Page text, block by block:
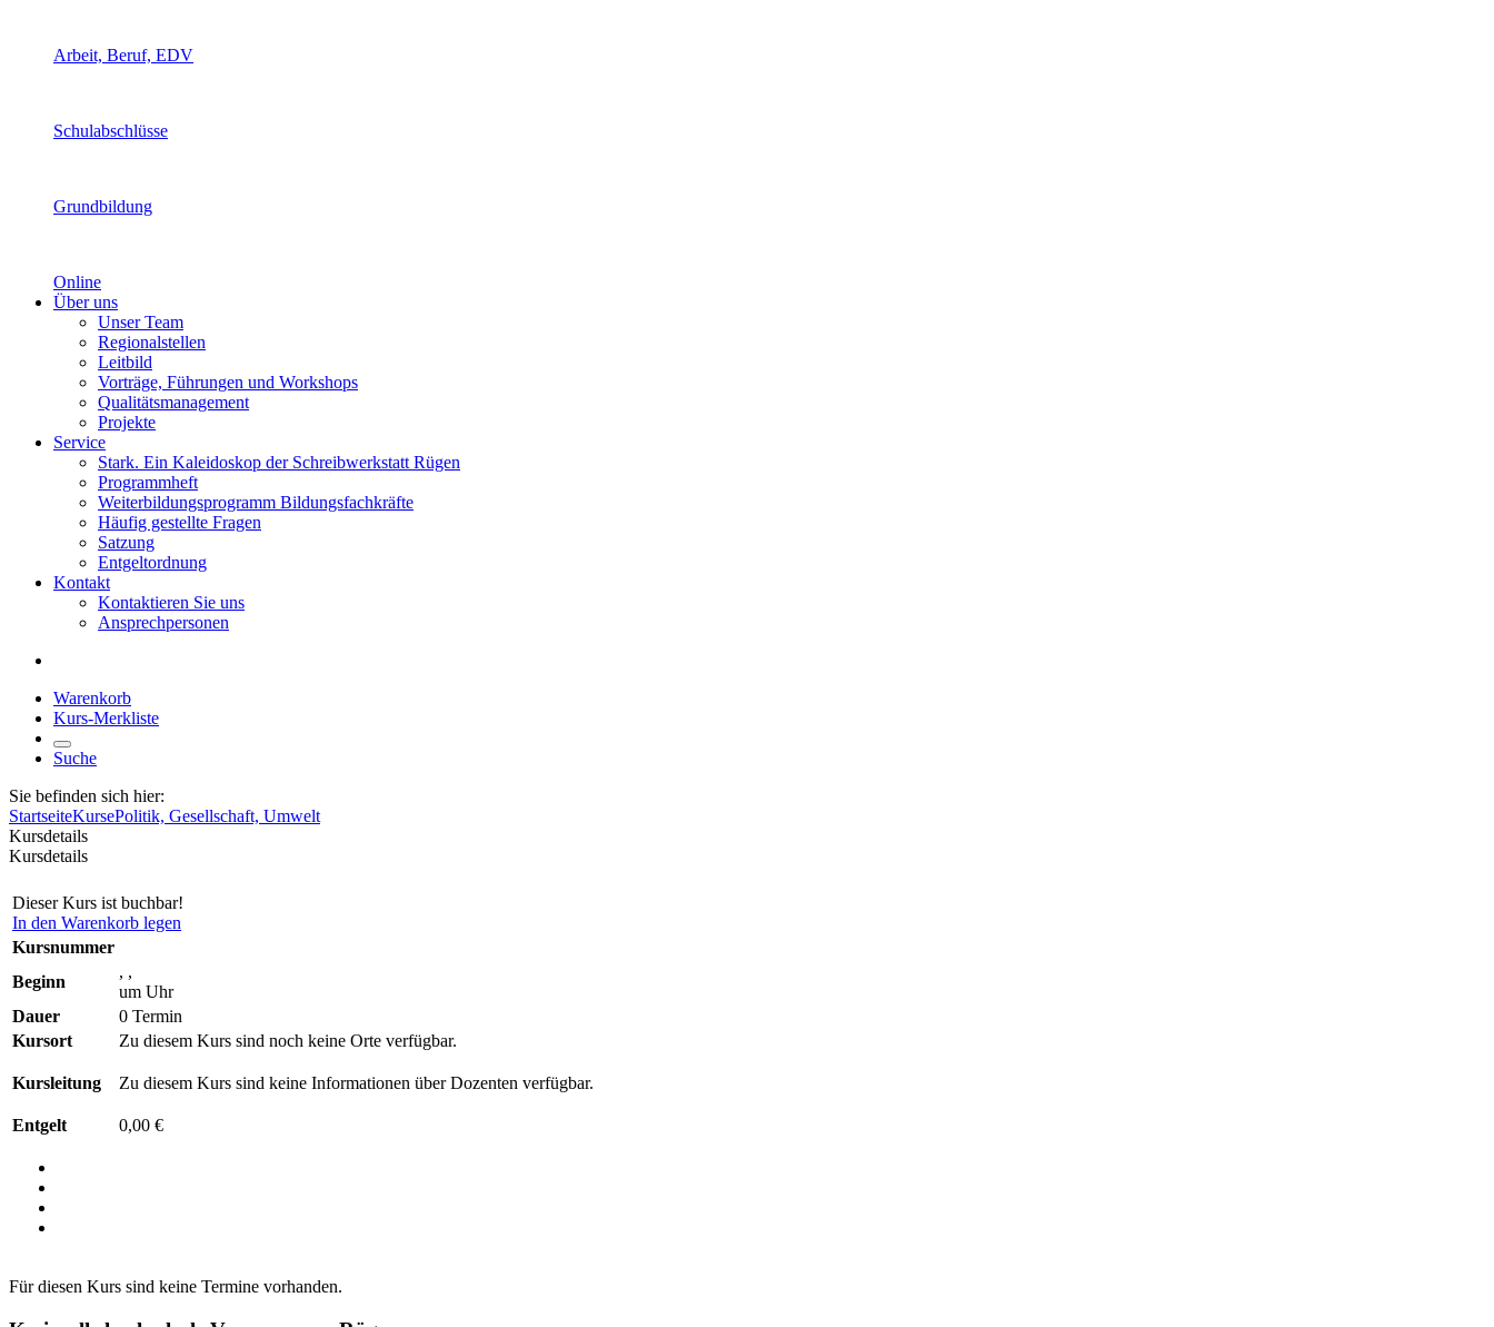
Arbeit, Beruf, EDV
Schulabschlüsse
Grundbildung
Online
Über uns
Unser Team
Regionalstellen
Leitbild
Vorträge, Führungen und Workshops
Qualitätsmanagement
Projekte
Service
Stark. Ein Kaleidoskop der Schreibwerkstatt Rügen
Programmheft
Weiterbildungsprogramm Bildungsfachkräfte
Häufig gestellte Fragen
Satzung
Entgeltordnung
Kontakt
Kontaktieren Sie uns
Ansprechpersonen
Warenkorb
Kurs-Merkliste
Suche
Sie befinden sich hier:
StartseiteKursePolitik, Gesellschaft, Umwelt
Kursdetails
Kursdetails
Dieser Kurs ist buchbar!
In den Warenkorb legen
Kursnummer
Beginn
, ,
um Uhr
Dauer
0 Termin
Kursort
Zu diesem Kurs sind noch keine Orte verfügbar.
Kursleitung Zu diesem Kurs sind keine Informationen über Dozenten verfügbar.
Entgelt 0,00 €
Für diesen Kurs sind keine Termine vorhanden.